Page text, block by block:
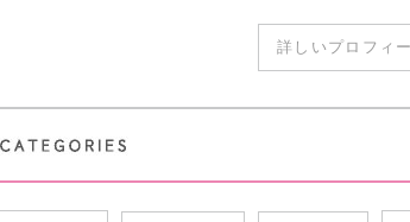
詳しいプロフィ